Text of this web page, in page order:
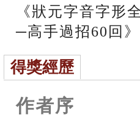
《狀元字音字形
─高手過招60 回
得獎經歷
作者序